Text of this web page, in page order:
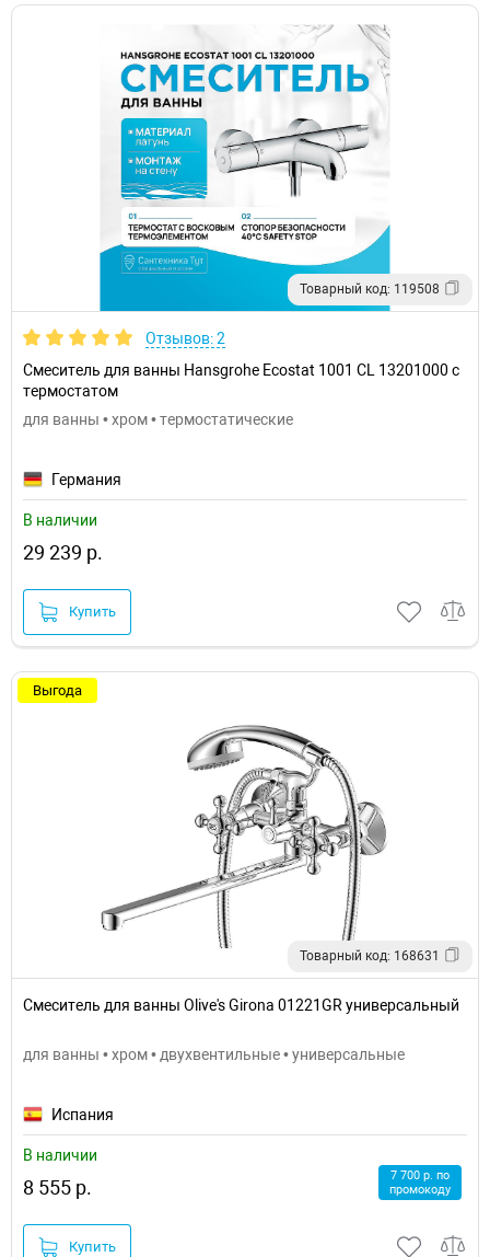
Товарный код: 119508
Отзывов: 2
Смеситель для ванны Hansgrohe Ecostat 1001 CL 13201000 с
термостатом
для ванны • хром • термостатические
Германия
В наличии
29 239 р.
Купить
Выгода
Товарный код: 168631
Смеситель для ванны Olive's Girona 01221GR универсальный
для ванны • хром • двухвентильные • универсальные
Испания
В наличии
8 555 р.
7 700 р. по
промокоду
Купить